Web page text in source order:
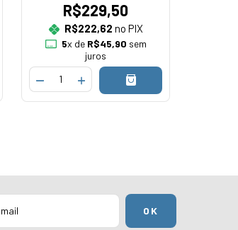
R$229,50
R$222,62 no PIX
5x de R$45,90 sem
juros